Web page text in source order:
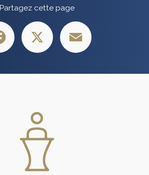
Partagez cette page
Facebook